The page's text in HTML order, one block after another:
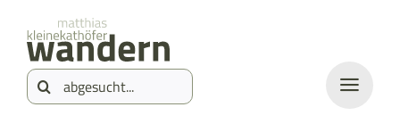
springen
Inhalt
springen
Suche